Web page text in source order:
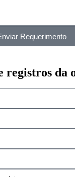
Requerimento
registros da